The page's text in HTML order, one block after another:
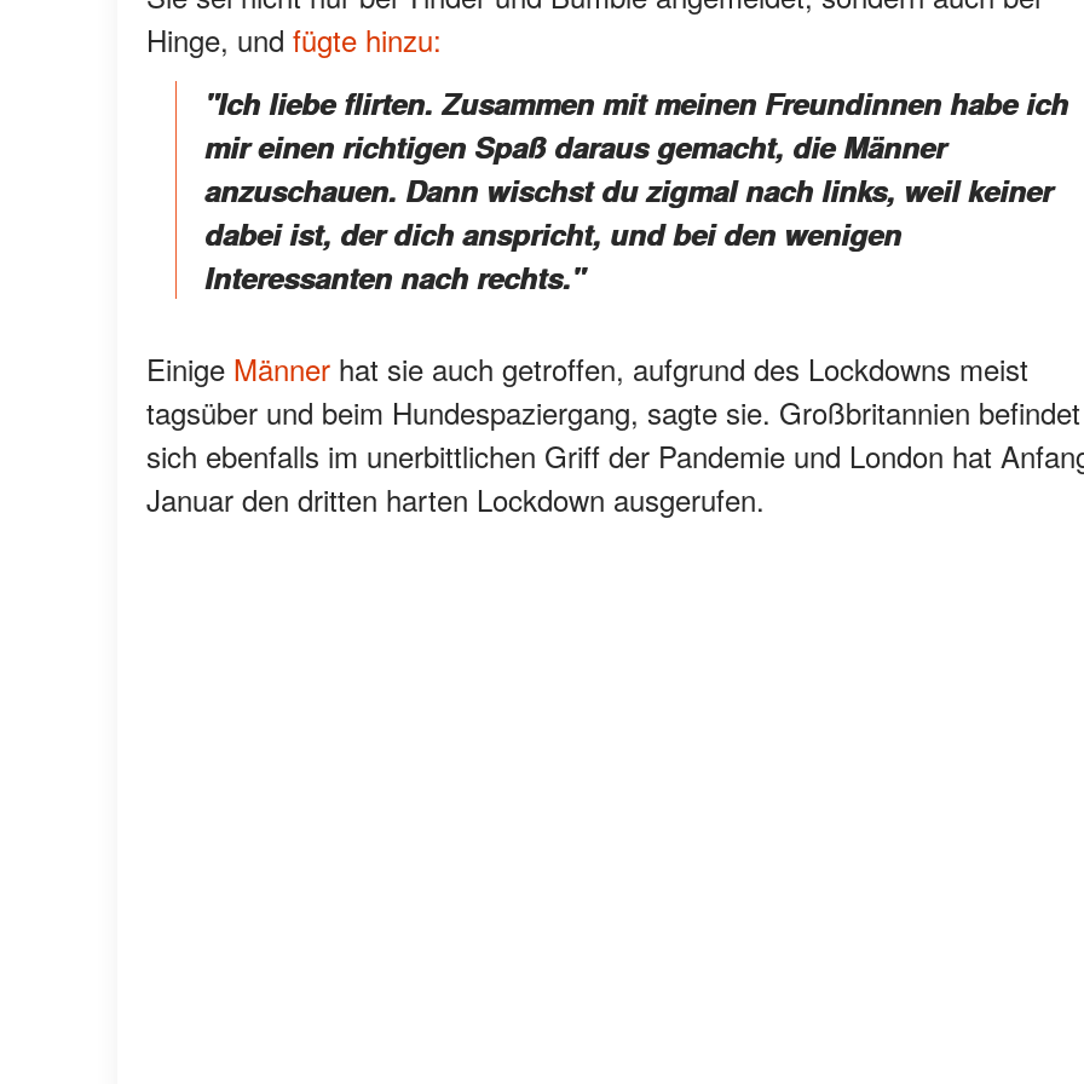
Hinge, und fügte hinzu:
"Ich liebe flirten. Zusammen mit meinen Freundinnen habe ich
mir einen richtigen Spaß daraus gemacht, die Männer
anzuschauen. Dann wischst du zigmal nach links, weil keiner
dabei ist, der dich anspricht, und bei den wenigen
Interessanten nach rechts."
Einige Männer hat sie auch getroffen, aufgrund des Lockdowns meist
tagsüber und beim Hundespaziergang, sagte sie. Großbritannien befindet
sich ebenfalls im unerbittlichen Griff der Pandemie und London hat
Januar den dritten harten Lockdown ausgerufen.